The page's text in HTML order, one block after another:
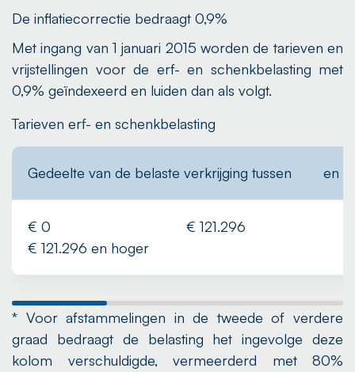
De inflatiecorrectie bedraagt 0,9%
Met ingang van 1 januari 2015 worden de tarieven en
vrijstellingen voor de erf- en schenkbelasting met
0,9% geïndexeerd en luiden dan als volgt.
Tarieven erf- en schenkbelasting
Gedeelte van de belaste verkrijging tussen en
€ 0
€ 121.296 en hoger
€ 121.296
* Voor afstammelingen in de tweede of verdere
graad bedraagt de belasting het ingevolge deze
kolom verschuldigde, vermeerderd met 80%